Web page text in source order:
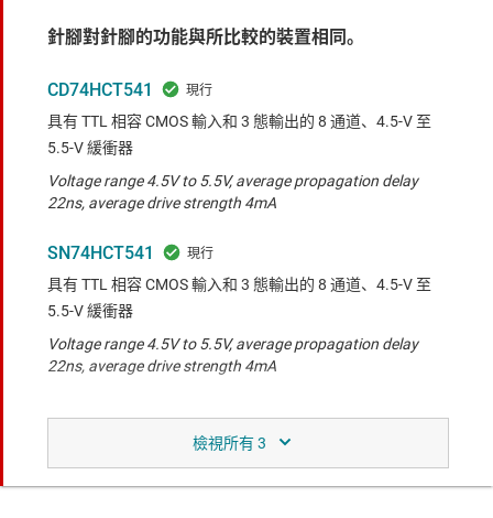
針腳對針腳的功能與所比較的裝置相同。
CD74HCT541
具有 TTL 相容 CMOS 輸入和 3 態輸出的 8 通道、4.5-V 至
5.5-V 緩衝器
Voltage range 4.5V to 5.5V, average propagation delay
22ns, average drive strength 4mA
SN74HCT541
具有 TTL 相容 CMOS 輸入和 3 態輸出的 8 通道、4.5-V 至
5.5-V 緩衝器
Voltage range 4.5V to 5.5V, average propagation delay
22ns, average drive strength 4mA
CD74ACT541
具有 TTL 相容 CMOS 輸入和 3 態輸出的 8 通道、4.5-V 至
5.5-V 緩衝器